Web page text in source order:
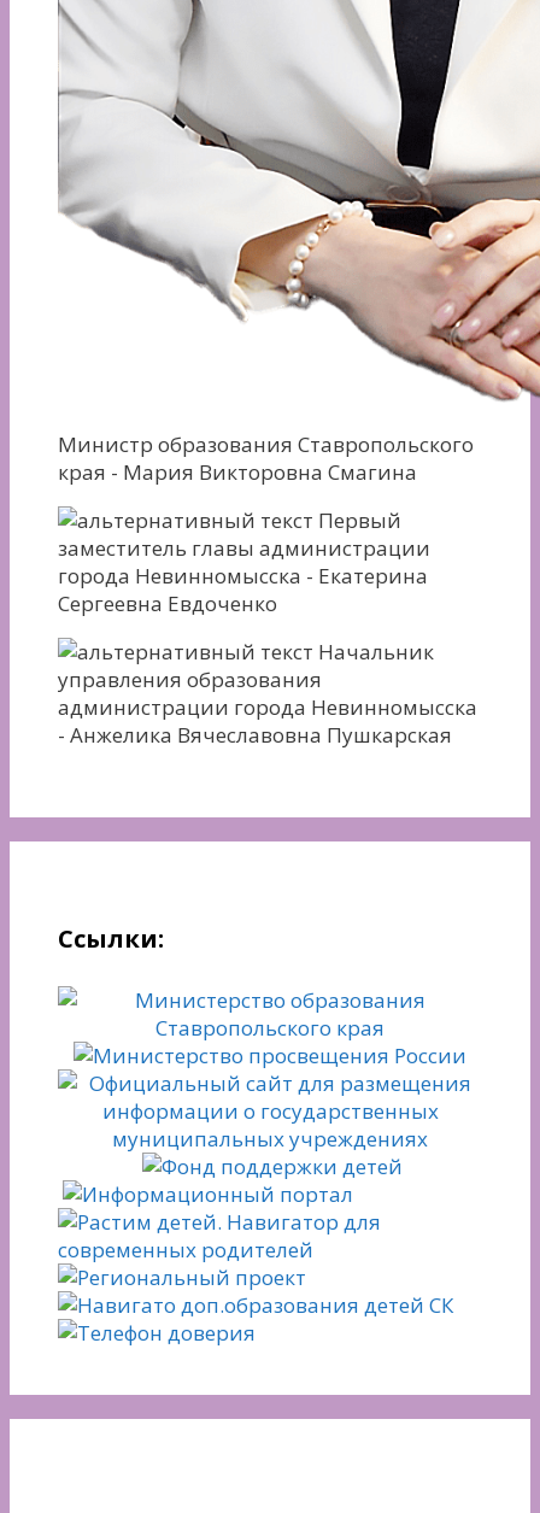
Министр образования Ставропольского
края - Мария Викторовна Смагина
Первый
заместитель главы администрации
города Невинномысска - Екатерина
Сергеевна Евдоченко
Начальник
управления образования
администрации города Невинномысска
- Анжелика Вячеславовна Пушкарская
Ссылки: